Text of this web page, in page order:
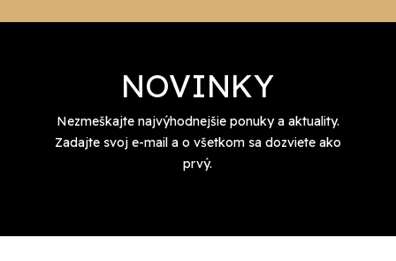
NOVINKY
Nezmeškajte najvýhodnejšie ponuky a aktuality.
Zadajte svoj e-mail a o všetkom sa dozviete ako
prvý.